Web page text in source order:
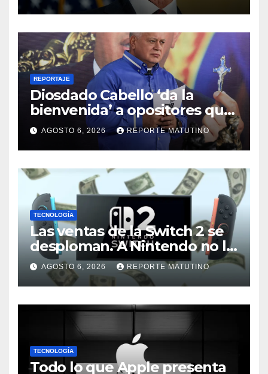
REPORTAJE
Diosdado Cabello ‘da la
bienvenida’ a opositores que
llegaron al país para diálogo
con el gobierno
AGOSTO 6, 2026 REPORTE MATUTINO
TECNOLOGÍA
Las ventas de la Switch 2 se
desploman. A Nintendo no le
preocupa (y por una buena
razón)
AGOSTO 6, 2026 REPORTE MATUTINO
TECNOLOGÍA
Todo lo que Apple presenta